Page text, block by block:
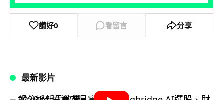
讚好0 看留言 分享
最新影片